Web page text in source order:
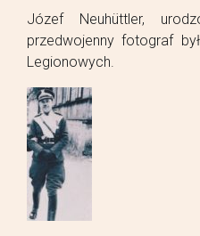
Józef Neuhüttler,
przedwojenny fotograf
Legionowych.